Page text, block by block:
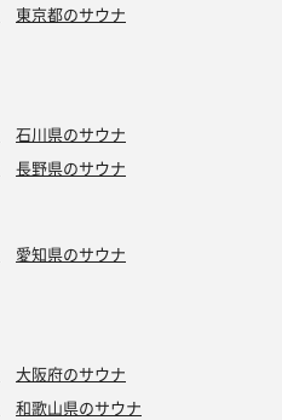
東京都のサウナ
石川県のサウナ
長野県のサウナ
愛知県のサウナ
大阪府のサウナ
和歌山県のサウナ